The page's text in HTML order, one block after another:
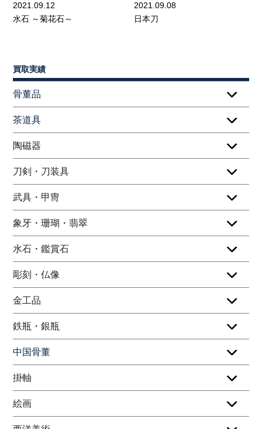
2021.09.12
水石 ～菊花石～
2021.09.08
日本刀
買取実績
骨董品
茶道具
陶磁器
刀剣・刀装具
武具・甲冑
象牙・珊瑚・翡翠
水石・鑑賞石
彫刻・仏像
金工品
鉄瓶・銀瓶
中国骨董
掛軸
絵画